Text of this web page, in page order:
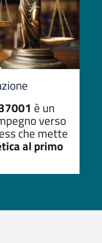
è un
verso
che mette
al primo